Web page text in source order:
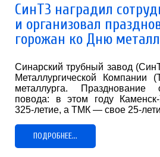
СинТЗ наградил
и организовал
горожан ко Дню
Синарский трубный завод
Металлургической Компании
металлурга. Празднование
повода: в этом году Каменск-
325-летие, а ТМК — свое 25-
ПОДРОБНЕЕ...